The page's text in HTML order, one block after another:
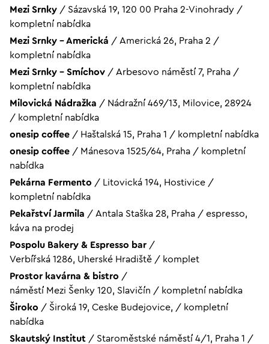
Mezi Srnky / Sázavská 19, 120 00 Praha 2-Vinohrady /
kompletní nabídka
Mezi Srnky - Americká / Americká 26, Praha 2 /
kompletní nabídka
Mezi Srnky – Smíchov / Arbesovo náměstí 7, Praha /
kompletní nabídka
Milovická Nádražka / Nádražní 469/13, Milovice, 28924
/ kompletní nabídka
onesip coffee / Haštalská 15, Praha 1 / kompletní nabídka
onesip coffee / Mánesova 1525/64, Praha / kompletní
nabídka
Pekárna Fermento / Litovická 194, Hostivice /
kompletní nabídka
Pekařství Jarmila / Antala Staška 28, Praha / espresso,
káva na prodej
Pospolu Bakery & Espresso bar /
Verbířská 1286, Uherské Hradiště / komplet
Prostor kavárna & bistro /
náměstí Mezi Šenky 120, Slavičín / kompletní nabídka
Široko / Široká 19, Ceske Budejovice, / kompletní
nabídka
Skautský Institut / Staroměstské náměstí 4/1, Praha 1 /